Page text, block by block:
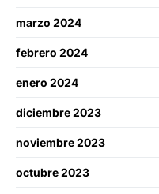
marzo 2024
febrero 2024
enero 2024
diciembre 2023
noviembre 2023
octubre 2023